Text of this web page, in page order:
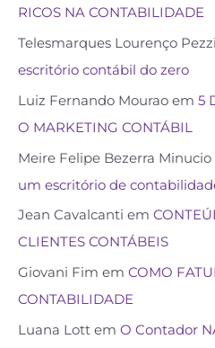
RICOS NA CONTABILIDADE
Telesmarques Lourenço
escritório contábil do zero
Luiz Fernando Mourao em 5
O MARKETING CONTÁBIL
Meire Felipe Bezerra Minucio
um escritório de
Jean Cavalcanti em
CLIENTES CONTÁBEIS
Giovani Fim em COMO
CONTABILIDADE
Luana Lott em O Contador